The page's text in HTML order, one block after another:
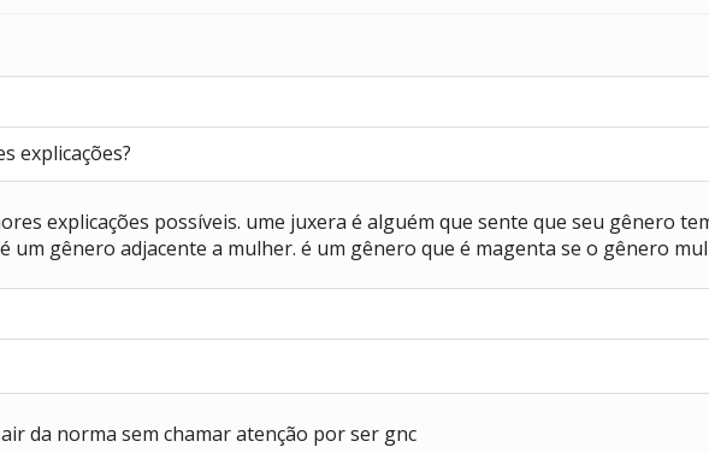
explicações?
explicações possíveis. ume juxera é alguém que sente que seu gênero
um gênero adjacente a mulher. é um gênero que é magenta se o gênero
da norma sem chamar atenção por ser gnc